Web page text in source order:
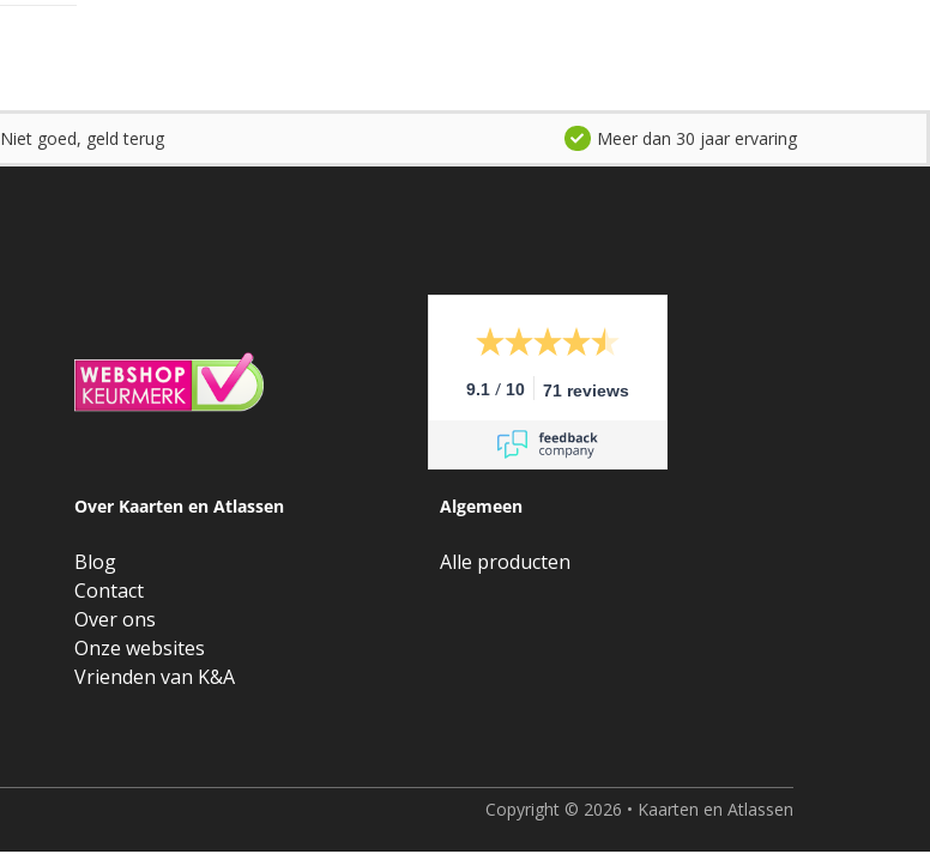
Niet goed, geld terug Meer dan 30 jaar ervaring
9.1 / 10 71 reviews
Over Kaarten en Atlassen
Blog
Contact
Over ons
Onze websites
Vrienden van K&A
Algemeen
Alle producten
Copyright © 2026 • Kaarten en Atlassen